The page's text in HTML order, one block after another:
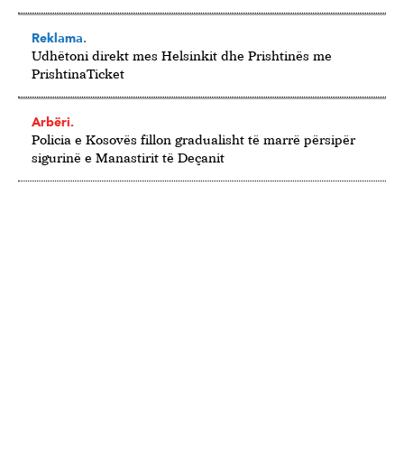
Reklama.
Udhëtoni direkt mes Helsinkit dhe Prishtinës me
PrishtinaTicket
Arbëri.
Policia e Kosovës fillon gradualisht të marrë përsipër
sigurinë e Manastirit të Deçanit